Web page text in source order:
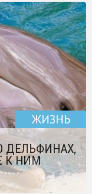
ЖИЗНЬ
ДЕЛЬФИНАХ,
К НИМ